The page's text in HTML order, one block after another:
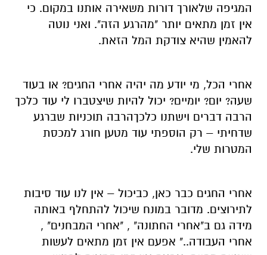
המגיפה שלאורך דורות משאירה אותנו במקום. כי
אין זמן מתאים יותר "מהרגע הזה". ואני נוטה
להאמין שהיא צודקת המל הזאת.
אחרי הכל, מי יודע מה יהיה אחרי החגים? או בעוד
שעה? יום? יומיים? יכול להיות שיצטברו לי עוד כלכך
הרבה דברים וישתנו כלכךהרבה תוכניות שברגע
שדחיתי – רק הוספתי עוד מטען חורג למכסת
המטרות שלי.
אחרי החגים כבר כאן, כביכול – אין לנו עוד סיבות
לתירוצים. מדובר במונח שיכול להתחלף באותה
מידה גם ב"אחרי החתונה" , "אחרי המבחנים" ,
אחרי העבודה.." אפעם אין זמן מתאים לעשות